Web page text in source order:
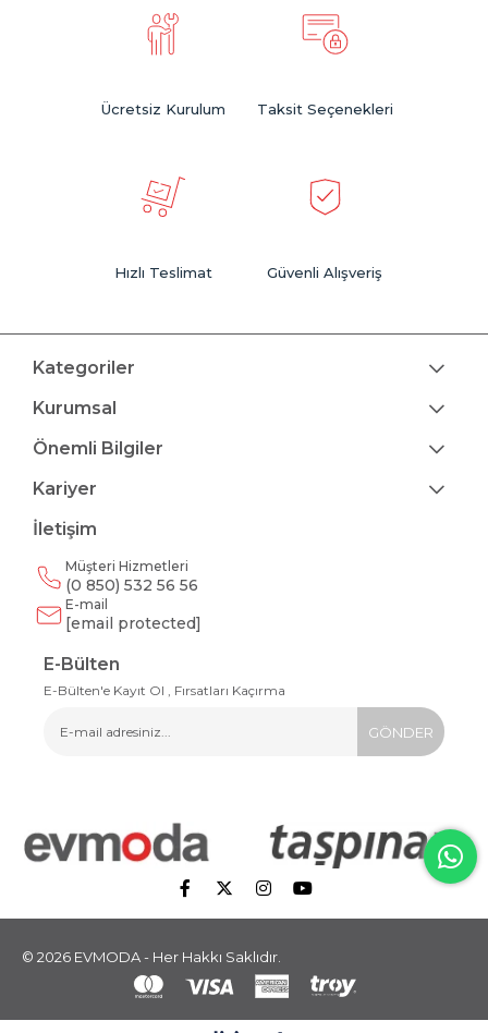
Ücretsiz Kurulum Taksit Seçenekleri
Hızlı Teslimat Güvenli Alışveriş
Kategoriler
Kurumsal
Önemli Bilgiler
Kariyer
İletişim
Müşteri Hizmetleri
(0 850) 532 56 56
E-mail
[email protected]
E-Bülten
E-Bülten'e Kayıt Ol , Fırsatları Kaçırma
GÖNDER
© 2026 EVMODA - Her Hakkı Saklıdır.